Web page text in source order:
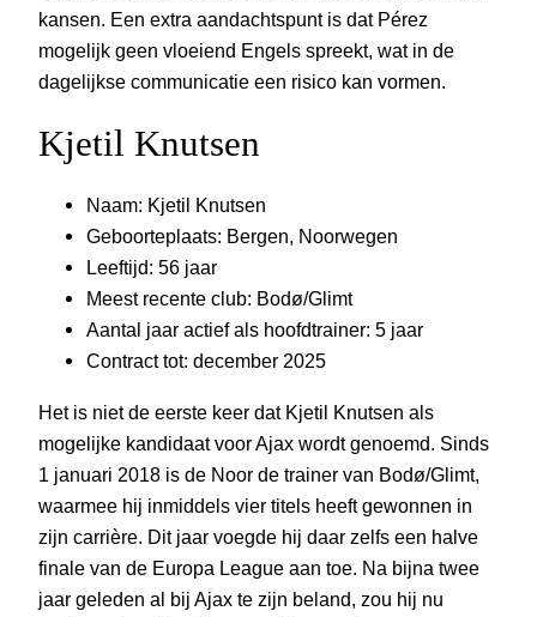
kansen. Een extra aandachtspunt is dat Pérez
mogelijk geen vloeiend Engels spreekt, wat in de
dagelijkse communicatie een risico kan vormen.
Kjetil Knutsen
Naam: Kjetil Knutsen
Geboorteplaats: Bergen, Noorwegen
Leeftijd: 56 jaar
Meest recente club: Bodø/Glimt
Aantal jaar actief als hoofdtrainer: 5 jaar
Contract tot: december 2025
Het is niet de eerste keer dat Kjetil Knutsen als
mogelijke kandidaat voor Ajax wordt genoemd. Sinds
1 januari 2018 is de Noor de trainer van Bodø/Glimt,
waarmee hij inmiddels vier titels heeft gewonnen in
zijn carrière. Dit jaar voegde hij daar zelfs een halve
finale van de Europa League aan toe. Na bijna twee
jaar geleden al bij Ajax te zijn beland, zou hij nu